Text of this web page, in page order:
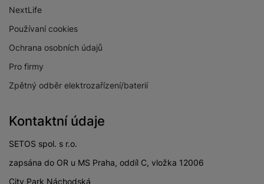
NextLife
Používaní cookies
Ochrana osobních údajů
Pro firmy
Zpětný odběr elektrozařízení/baterií
Kontaktní údaje
SETOS spol. s r.o.
zapsána do OR u MS Praha, oddíl C, vložka 12006
City Park Náchodská